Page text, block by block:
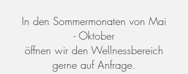
In den Sommermonaten von Mai
- Oktober
öffnen wir den Wellnessbereich
gerne auf Anfrage.